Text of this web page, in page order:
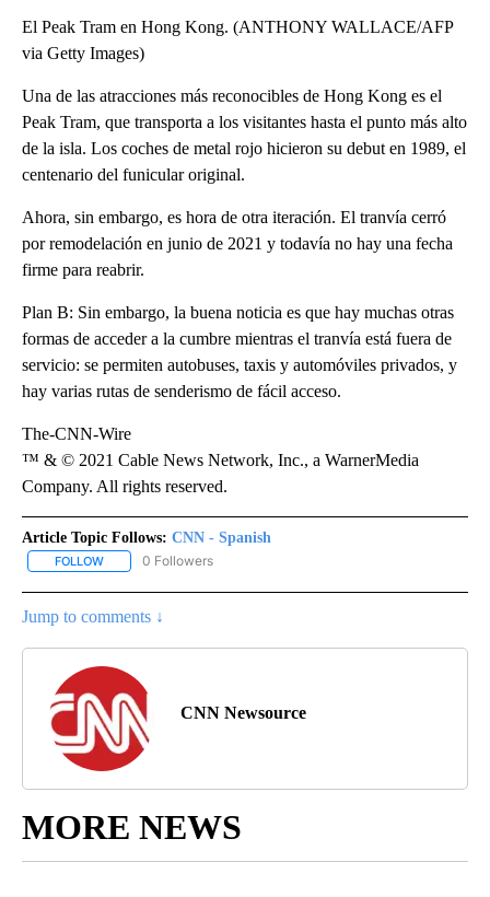
El Peak Tram en Hong Kong. (ANTHONY WALLACE/AFP
via Getty Images)
Una de las atracciones más reconocibles de Hong Kong es el
Peak Tram, que transporta a los visitantes hasta el punto más alto
de la isla. Los coches de metal rojo hicieron su debut en 1989, el
centenario del funicular original.
Ahora, sin embargo, es hora de otra iteración. El tranvía cerró
por remodelación en junio de 2021 y todavía no hay una fecha
firme para reabrir.
Plan B: Sin embargo, la buena noticia es que hay muchas otras
formas de acceder a la cumbre mientras el tranvía está fuera de
servicio: se permiten autobuses, taxis y automóviles privados, y
hay varias rutas de senderismo de fácil acceso.
The-CNN-Wire
™ & © 2021 Cable News Network, Inc., a WarnerMedia
Company. All rights reserved.
Article Topic Follows: CNN - Spanish
FOLLOW FOLLOW "CNN - SPANISH" TO RECEIVE NOTIFICATIONS ABOUT
0 Followers
Jump to comments ↓
CNN Newsource
MORE NEWS